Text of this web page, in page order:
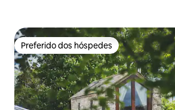
Preferido dos hóspedes
Preferido dos hóspedes